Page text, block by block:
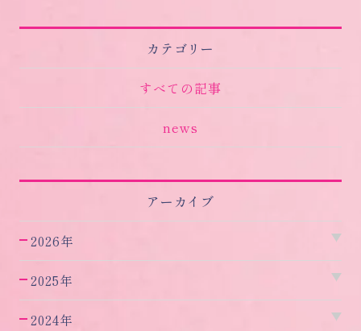
カテゴリー
すべての記事
news
アーカイブ
2026年
2025年
2024年